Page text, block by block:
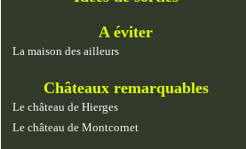
A éviter
La maison des ailleurs
Châteaux remarquables
Le château de Hierges
Le château de Montcornet